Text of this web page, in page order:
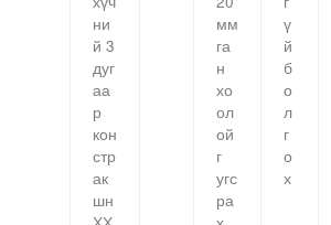
ни
й 3
дуг
аа
р
кон
стр
ак
шн
мм
га
н
хо
ол
ой
г
угс
ра
ү
й
б
о
л
г
о
х